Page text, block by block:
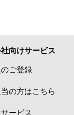
向けサービス
ご登録
の方はこちら
ービス